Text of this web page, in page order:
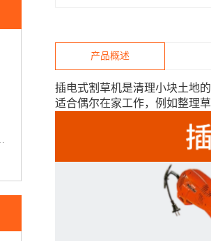
产品概述
插电式割草机是清理小块土地
适合偶尔在家工作，例如整理草